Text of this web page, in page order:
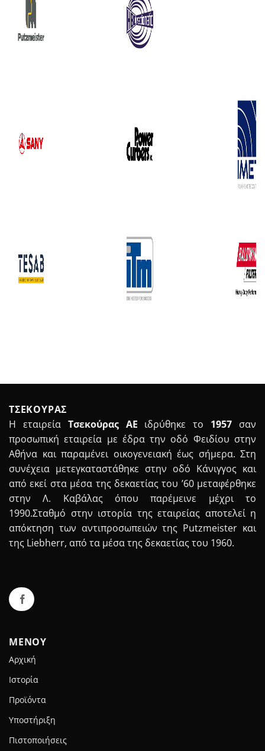
ΤΣΕΚΟΥΡΑΣ
Η εταιρεία Τσεκούρας ΑΕ ιδρύθηκε το 1957 σαν
προσωπική εταιρεία με έδρα την οδό Φειδίου στην
Αθήνα και παραμένει οικογενειακή έως σήμερα. Στη
συνέχεια μετεγκαταστάθηκε στην οδό Κάνιγγος και
από εκεί στα μέσα της δεκαετίας του ’60 μεταφέρθηκε
στην Λ. Καβάλας όπου παρέμεινε μέχρι το
1990.Σταθμό στην ιστορία της εταιρείας αποτελεί η
απόκτηση των αντιπροσωπειών της Putzmeister και
της Liebherr, από τα μέσα της δεκαετίας του 1960.
ΜΕΝΟΥ
Αρχική
Ιστορία
Προϊόντα
Υποστήριξη
Πιστοποιήσεις